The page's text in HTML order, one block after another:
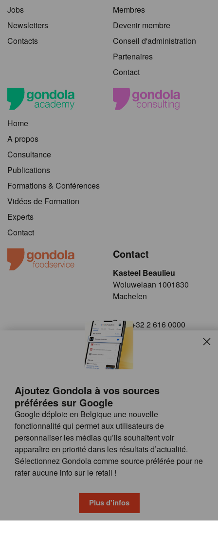
Ajoutez Gondola à vos sources
préférées sur Google
Google déploie en Belgique une nouvelle
fonctionnalité qui permet aux utilisateurs de
personnaliser les médias qu’ils souhaitent voir
apparaître en priorité dans les résultats d’actualité.
Sélectionnez Gondola comme source préférée pour ne
rater aucune info sur le retail !
Plus d'infos
Jobs
Newsletters
Contacts
Membres
Devenir membre
Conseil d'administration
Partenaires
Contact
Home
A propos
Consultance
Publications
Formations & Conférences
Vidéos de Formation
Experts
Contact
Contact
Kasteel Beaulieu
​​​Woluwelaan 1001830
Machelen
+32 2 616 0000
Follow us on
© GONDOLA GROUP
FAQ
CONDITIONS GÉNÉRALES
PRIVACY & COOKIE POLICY
wieni